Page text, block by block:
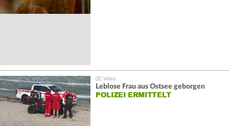
Leblose Frau aus Ostsee geborgen
POLIZEI ERMITTELT